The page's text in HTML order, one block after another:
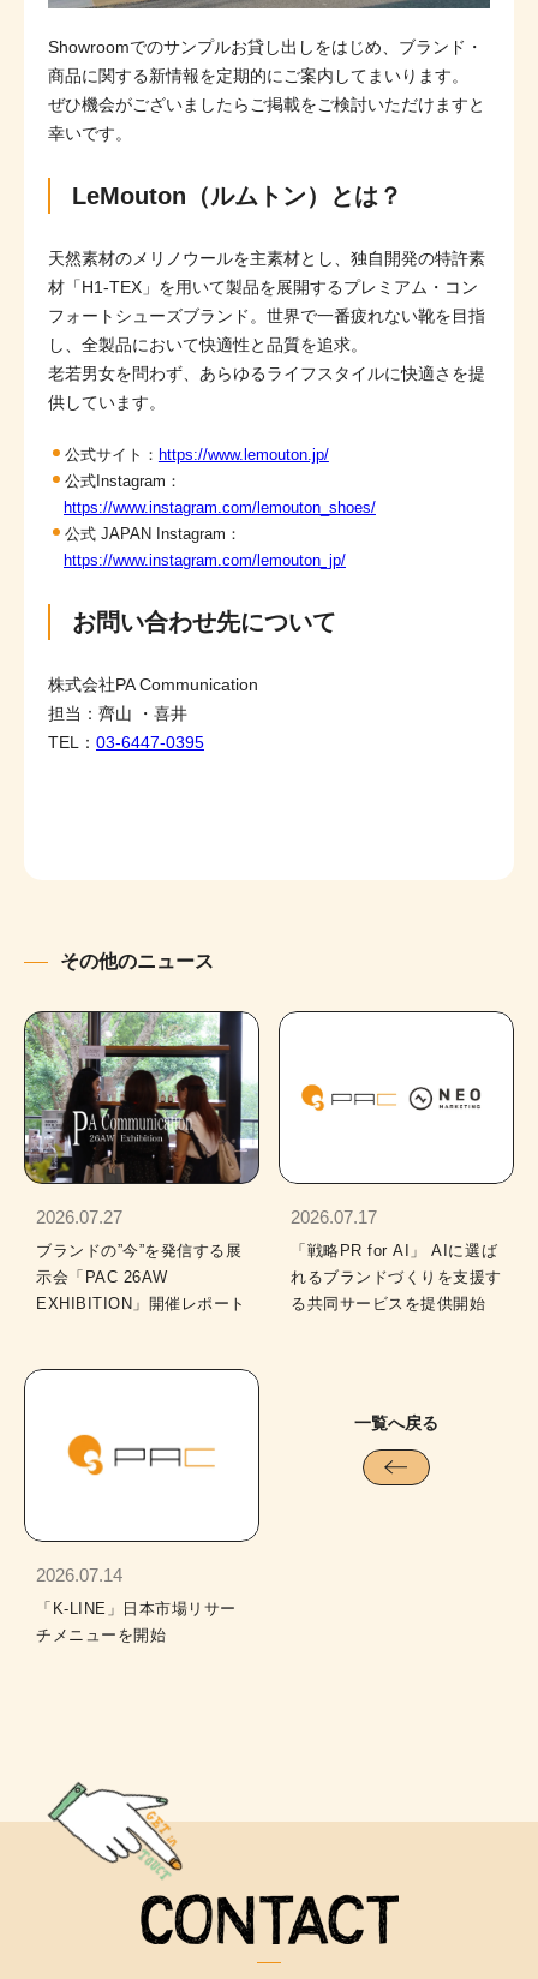
Showroomでのサンプルお貸し出しをはじめ、ブランド・
商品に関する新情報を定期的にご案内してまいります。
ぜひ機会がございましたらご掲載をご検討いただけますと
幸いです。
LeMouton（ルムトン）とは？
天然素材のメリノウールを主素材とし、独自開発の特許素
材「H1-TEX」を用いて製品を展開するプレミアム・コン
フォートシューズブランド。世界で一番疲れない靴を目指
し、全製品において快適性と品質を追求。
老若男女を問わず、あらゆるライフスタイルに快適さを提
供しています。
公式サイト： https://www.lemouton.jp/
公式Instagram：
https://www.instagram.com/lemouton_shoes/
公式 JAPAN Instagram：
https://www.instagram.com/lemouton_jp/
お問い合わせ先について
株式会社PA Communication
担当：齊山 ・喜井
TEL： 03-6447-0395
その他のニュース
2026.07.27
ブランドの”今”を発信する展
示会「PAC 26AW
EXHIBITION」開催レポート
2026.07.17
「戦略PR for AI」 AIに選ば
れるブランドづくりを支援す
る共同サービスを提供開始
2026.07.14
「K-LINE」日本市場リサー
チメニューを開始
一覧へ戻る